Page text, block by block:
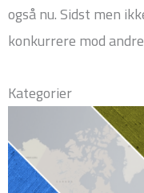
også nu. Sidst men
konkurrere mod
Kategorier